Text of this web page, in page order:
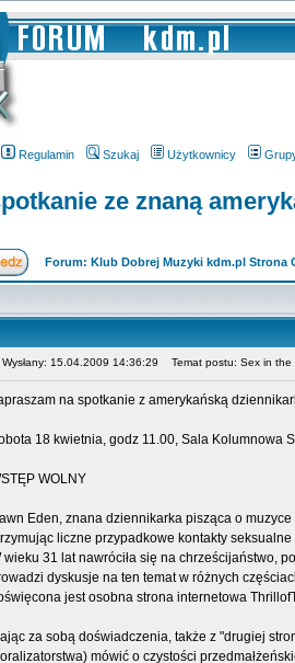
Regulamin Szukaj Użytkownicy
ze znaną
Forum: Klub Dobrej Muzyki kdm.pl Strona
Wysłany: 15.04.2009 14:36:29 Temat postu: Sex in the
na spotkanie z amerykańską
18 kwietnia, godz 11.00, Sala Kolumnowa
WOLNY
Eden, znana dziennikarka pisząca o
liczne przypadkowe kontakty
wieku 31 lat nawróciła się na chrześcijaństwo,
dyskusje na ten temat w różnych
jest osobna strona internetowa
za sobą doświadczenia, także z "drugiej
mówić o czystości